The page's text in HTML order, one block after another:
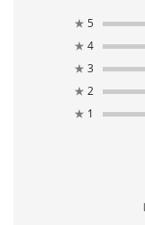
★ 5
★ 4
★ 3
★ 2
★ 1